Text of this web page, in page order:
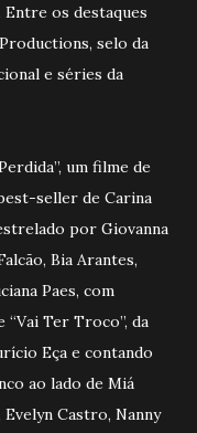
os destaques
selo da
e séries da
um filme de
seller de Carina
por Giovanna
Bia Arantes,
Paes, com
Ter Troco”, da
Eça e contando
ao lado de Miá
Castro, Nanny